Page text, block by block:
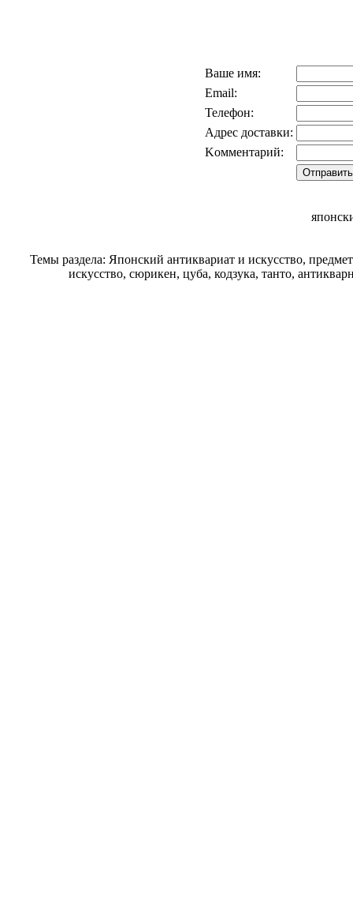
Ваше имя:
Email:
Телефон:
Адрес доставки:
Kомментарий:
Темы раздела: Японский антиквариат и искусство,
искусство, сюрикен, цуба, кодзука, танто,